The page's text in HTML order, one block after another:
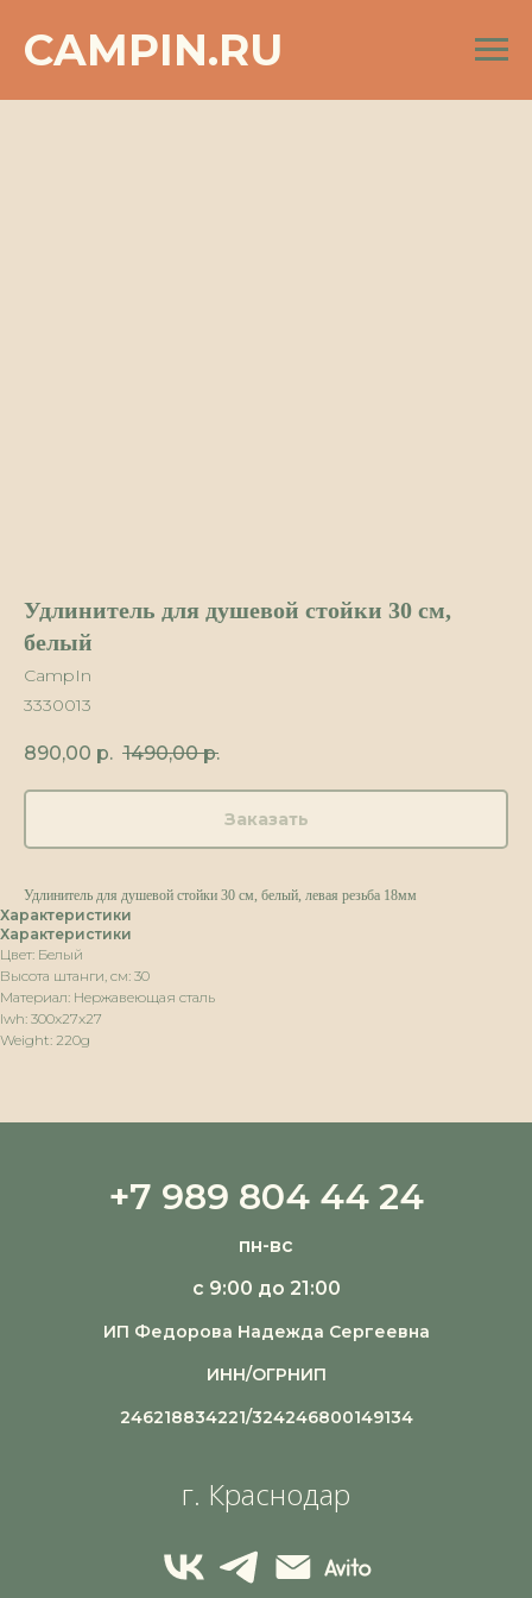
CAMPIN.RU
Удлинитель для душевой стойки 30 см,
белый
CampIn
3330013
890,00 р. 1490,00 р.
Заказать
Удлинитель для душевой стойки 30 см, белый, левая резьба 18мм
Характеристики
Характеристики
Цвет: Белый
Высота штанги, см: 30
Материал: Нержавеющая сталь
lwh: 300x27x27
Weight: 220g
+7 989 804 44 24
пн-вс
с 9:00 до 21:00
ИП Федорова Надежда Сергеевна
ИНН/ОГРНИП
246218834221/324246800149134
г. Краснодар